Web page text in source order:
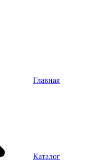
Главная
Каталог